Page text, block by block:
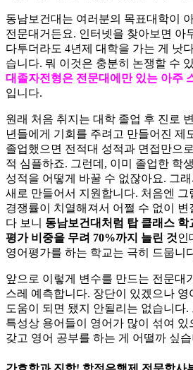
동남보건대는 여러분의 목표대학이
전문대거든요. 인터넷을 찾아보면 아
다투더라도 4년제 대학을 가는 게 낫
습니다. 뭐 이것은 충분히 논쟁할 수
대졸자전형은 전문대에만 있는 아주
입니다.
원래 처음 취지는 대학 졸업 후 진로
년들에게 기회를 주려고 만들어진 제
졸업했으면 전적대 성적과 면접만으
적 심플하죠. 그런데, 이미 졸업한 학
성적을 어떻게 바꿀 수 없잖아요. 그
새로 만들어서 지원합니다. 처음엔 그
경쟁률이 치열해져서 어쩔 수 없이 변
다 보니 동남보건대처럼 탑 클래스 학
평가 비중을 무려 70%까지 늘린 것인
영어평가를 하는 학교는 극히 드뭅니
앞으로 이렇게 변수를 만드는 전문대
스레 예측합니다. 장단이 있겠으나 영
도움이 되면 됐지 안될리는 없습니다.
특성상 용어들이 영어가 많이 섞여
갖고 영어 공부를 하는 게 어떨까 싶